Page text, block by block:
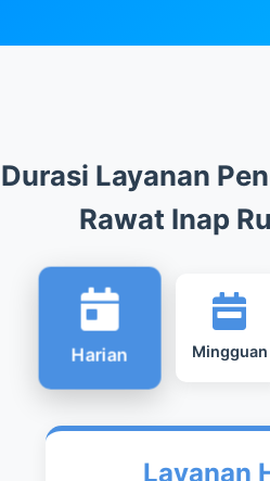
Durasi Layanan
Rawat Inap
Harian Mingguan
Layanan